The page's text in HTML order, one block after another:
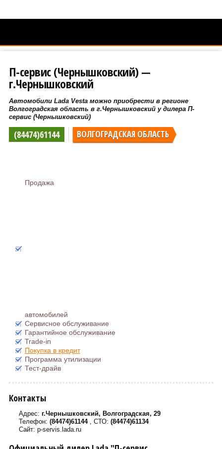
П-сервис (Чернышковский) —
г.Чернышковский
Автомобили Lada Vesta можно приобрести в регионе
Волгоградская область в г.Чернышковский у дилера П-
сервис (Чернышковский)
(84474)61144 ВОЛГОГРАДСКАЯ ОБЛАСТЬ
Продажа
автомобилей
Сервисное обслуживание
Гарантийное обслуживание
Trade-in
Покупка в кредит
Программа утилизации
Тест-драйв
Контакты
Адрес: г.Чернышковский, Волгоградская, 29
Телефон: (84474)61144 , СТО: (84474)61134
Сайт: p-servis.lada.ru